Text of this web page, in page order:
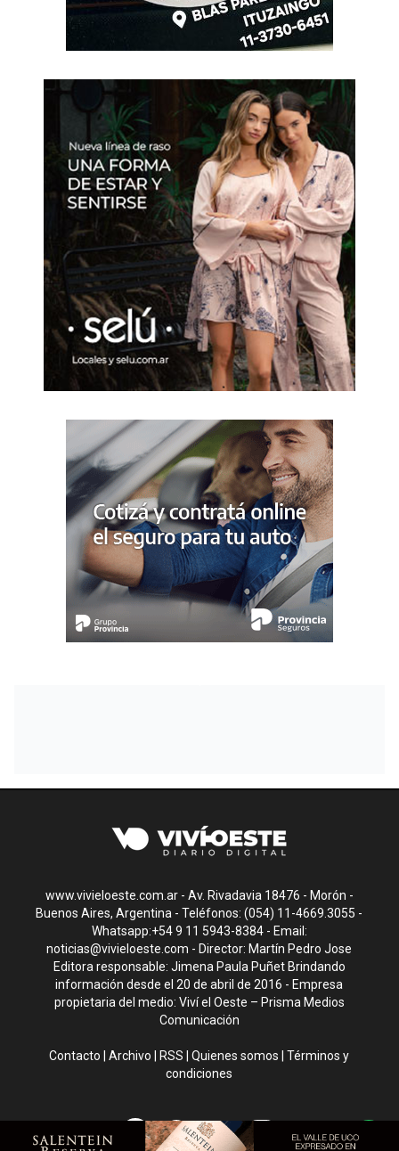
www.vivieloeste.com.ar - Av. Rivadavia 18476 - Morón -
Buenos Aires, Argentina - Teléfonos: (054) 11-4669.3055 -
Whatsapp:+54 9 11 5943-8384 - Email:
noticias@vivieloeste.com - Director: Martín Pedro Jose
Editora responsable: Jimena Paula Puñet Brindando
información desde el 20 de abril de 2016 - Empresa
propietaria del medio: Viví el Oeste – Prisma Medios
Comunicación
Contacto |Archivo RSS |Quienes somos |Términos y
condiciones